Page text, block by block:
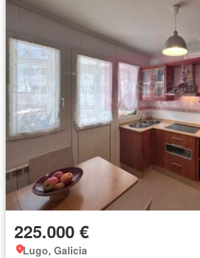
225.000 €
Lugo, Galicia